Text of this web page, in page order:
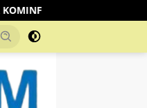
TIM DISHUB 3-2